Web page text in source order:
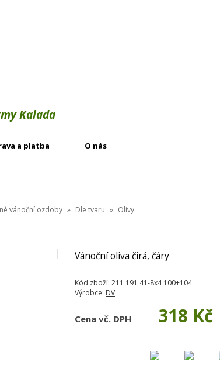
Kalada
a platba O nás
vánoční ozdoby » Dle tvaru » Olivy
Vánoční oliva čirá, čáry
Kód zboží: 211 191 41-8x4 100+104
Výrobce: DV
Cena vč. DPH 318 Kč